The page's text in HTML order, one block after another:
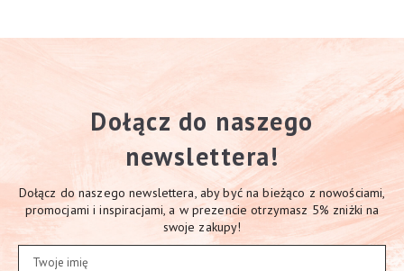
Dołącz do naszego
newslettera!
Dołącz do naszego newslettera, aby być na bieżąco z nowościami,
promocjami i inspiracjami, a w prezencie otrzymasz 5% zniżki na
swoje zakupy!